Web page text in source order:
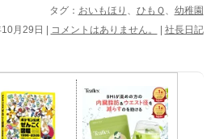
タグ： おいもほり 、 ひもＱ、 幼稚園
月29日 | コメントはありません。 | 社長日記